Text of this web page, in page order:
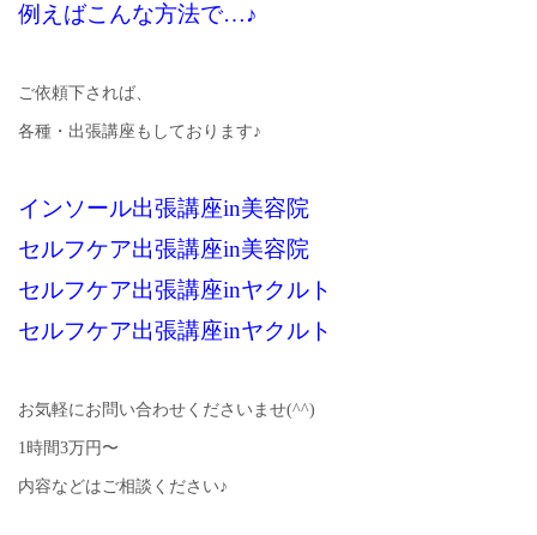
例えばこんな方法で…♪
ご依頼下されば、
各種・出張講座もしております♪
インソール出張講座in美容院
セルフケア出張講座in美容院
セルフケア出張講座inヤクルト
セルフケア出張講座inヤクルト
お気軽にお問い合わせくださいませ(^^)
1時間3万円〜
内容などはご相談ください♪